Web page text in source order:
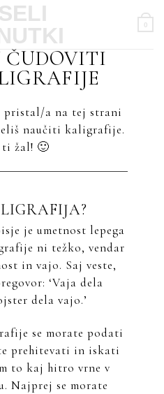
0
ČUDOVITI
pristal/a na tej strani
naučiti kaligrafije.
žal! 🙂
je umetnost lepega
ni težko, vendar
in vajo. Saj veste,
‘Vaja dela
dela vajo.’
se morate podati
prehitevati in iskati
to kaj hitro vrne v
Najprej se morate